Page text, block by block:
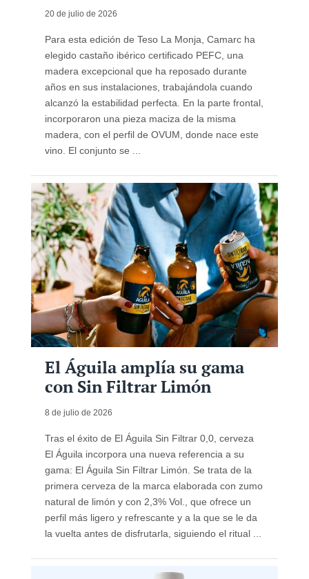
20 de julio de 2026
Para esta edición de Teso La Monja, Camarc ha
elegido castaño ibérico certificado PEFC, una
madera excepcional que ha reposado durante
años en sus instalaciones, trabajándola cuando
alcanzó la estabilidad perfecta. En la parte frontal,
incorporaron una pieza maciza de la misma
madera, con el perfil de OVUM, donde nace este
vino. El conjunto se ...
El Águila amplía su gama
con Sin Filtrar Limón
8 de julio de 2026
Tras el éxito de El Águila Sin Filtrar 0,0, cerveza
El Águila incorpora una nueva referencia a su
gama: El Águila Sin Filtrar Limón. Se trata de la
primera cerveza de la marca elaborada con zumo
natural de limón y con 2,3% Vol., que ofrece un
perfil más ligero y refrescante y a la que se le da
la vuelta antes de disfrutarla, siguiendo el ritual ...